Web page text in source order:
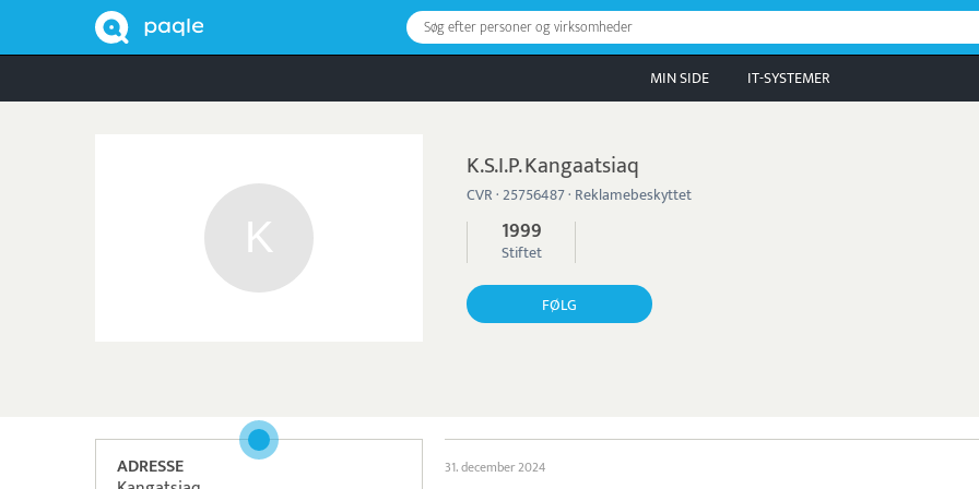
Søg efter personer og virksomheder
MIN SIDE IT-SYSTEMER
K.S.I.P. Kangaatsiaq
CVR · 25756487 · Reklamebeskyttet
1999
Stiftet
FØLG
ADRESSE 31. december 2024